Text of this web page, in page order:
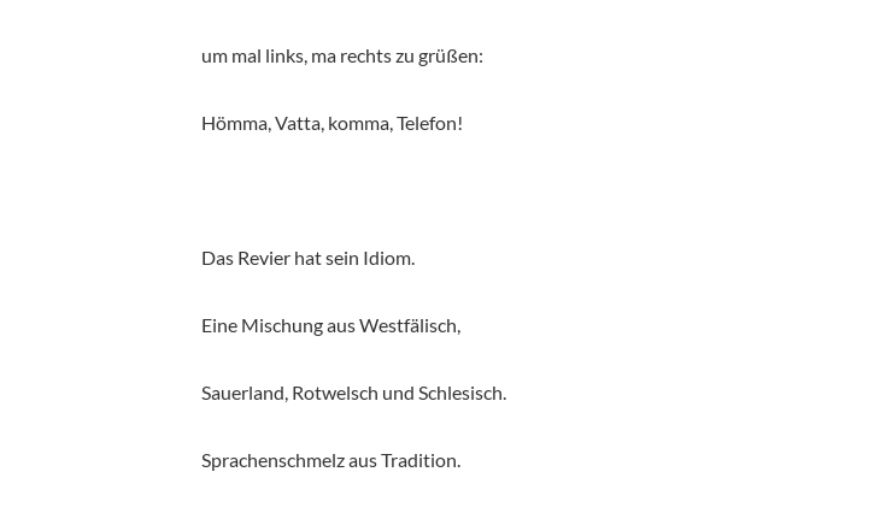
um mal links, ma rechts zu grüßen:
Hömma, Vatta, komma, Telefon!
Das Revier hat sein Idiom.
Eine Mischung aus Westfälisch,
Sauerland, Rotwelsch und Schlesisch.
Sprachenschmelz aus Tradition.